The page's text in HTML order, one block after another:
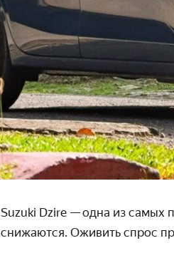
Suzuki Dzire —одна из самых
снижаются. Оживить спрос